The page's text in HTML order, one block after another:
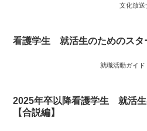
文化放送
看護学生 就活生のためのスタ
就職活動ガイド
2025年卒以降看護学生 就活
【合説編】